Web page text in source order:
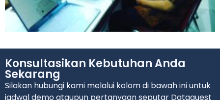
Konsultasikan Kebutuhan Anda
Sekarang
Silakan hubungi kami melalui kolom di bawah ini untuk
jadwal demo ataupun pertanyaan seputar Dataquest